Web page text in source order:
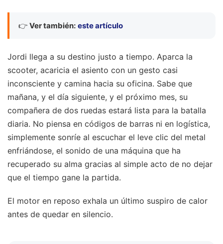
👉 Ver también: este artículo
Jordi llega a su destino justo a tiempo. Aparca la
scooter, acaricia el asiento con un gesto casi
inconsciente y camina hacia su oficina. Sabe que
mañana, y el día siguiente, y el próximo mes, su
compañera de dos ruedas estará lista para la batalla
diaria. No piensa en códigos de barras ni en logística,
simplemente sonríe al escuchar el leve clic del metal
enfriándose, el sonido de una máquina que ha
recuperado su alma gracias al simple acto de no dejar
que el tiempo gane la partida.
El motor en reposo exhala un último suspiro de calor
antes de quedar en silencio.